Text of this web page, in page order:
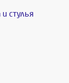
стулья